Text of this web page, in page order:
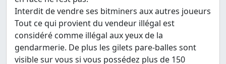
Interdit de vendre ses bitminers aux autres joueurs
Tout ce qui provient du vendeur illégal est
considéré comme illégal aux yeux de la
gendarmerie. De plus les gilets pare-balles sont
visible sur vous si vous possédez plus de 150